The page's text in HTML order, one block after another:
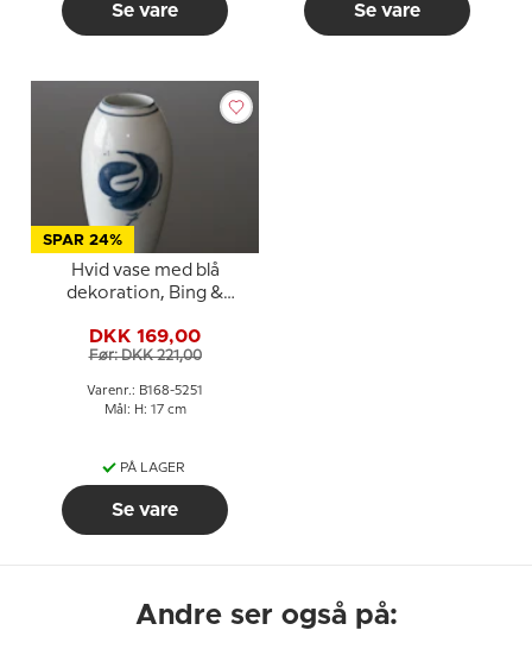
Se vare Se vare
SPAR 24%
Hvid vase med blå
dekoration, Bing &
DKK 169,00
Før: DKK 221,00
Varenr.: B168-5251
Mål: H: 17 cm
PÅ LAGER
Se vare
Andre ser også på: